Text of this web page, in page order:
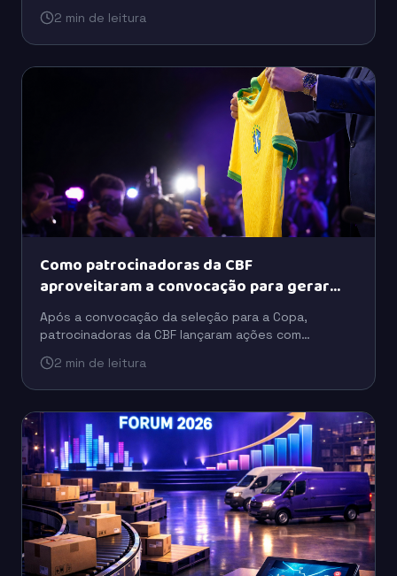
fora da versão inicial do álbum.
2 min de leitura
Como patrocinadoras da CBF
aproveitaram a convocação para gerar
buzz
Após a convocação da seleção para a Copa,
patrocinadoras da CBF lançaram ações com
engajamento do público.
2 min de leitura